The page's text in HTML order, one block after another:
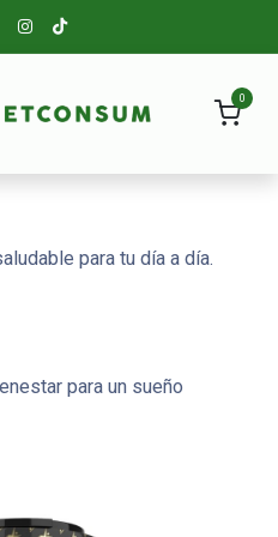
0
para tu día a día.
para un sueño